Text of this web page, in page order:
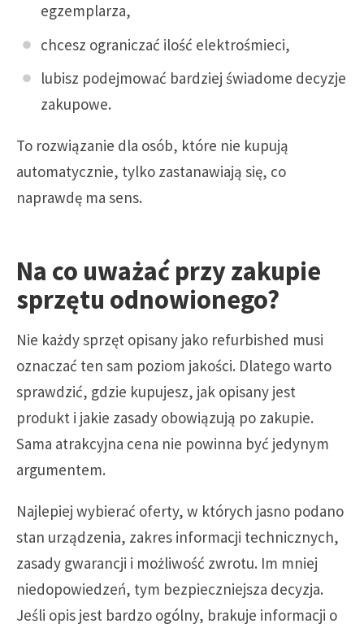
egzemplarza,
chcesz ograniczać ilość elektrośmieci,
lubisz podejmować bardziej świadome decyzje
zakupowe.
To rozwiązanie dla osób, które nie kupują
automatycznie, tylko zastanawiają się, co
naprawdę ma sens.
Na co uważać przy zakupie
sprzętu odnowionego?
Nie każdy sprzęt opisany jako refurbished musi
oznaczać ten sam poziom jakości. Dlatego warto
sprawdzić, gdzie kupujesz, jak opisany jest
produkt i jakie zasady obowiązują po zakupie.
Sama atrakcyjna cena nie powinna być jedynym
argumentem.
Najlepiej wybierać oferty, w których jasno podano
stan urządzenia, zakres informacji technicznych,
zasady gwarancji i możliwość zwrotu. Im mniej
niedopowiedzeń, tym bezpieczniejsza decyzja.
Jeśli opis jest bardzo ogólny, brakuje informacji o